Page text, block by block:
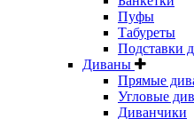
Пуфы
Табуреты
Подставки
Диваны
Прямые
Угловые
Диванчики